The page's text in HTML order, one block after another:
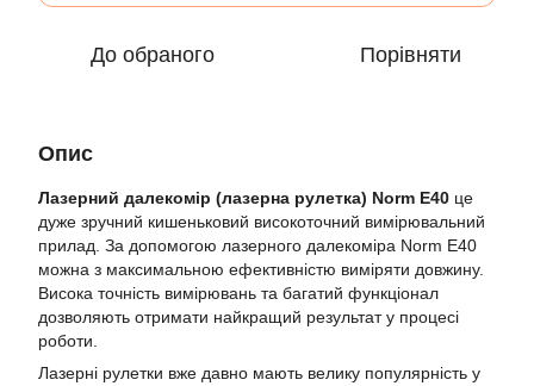
До обраного Порівняти
Опис
Лазерний далекомір (лазерна рулетка) Norm E40 це
дуже зручний кишеньковий високоточний вимірювальний
прилад. За допомогою лазерного далекоміра Norm E40
можна з максимальною ефективністю виміряти довжину.
Висока точність вимірювань та багатий функціонал
дозволяють отримати найкращий результат у процесі
роботи.
Лазерні рулетки вже давно мають велику популярність у